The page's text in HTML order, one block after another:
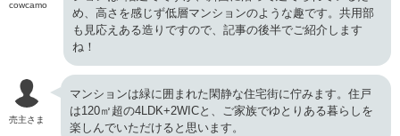
cowcamo
め、高さを感じず低層マンションのような趣です。共用部
も見応えある造りですので、記事の後半でご紹介します
ね！
売主さま
マンションは緑に囲まれた閑静な住宅街に佇みます。住戸
は120㎡超の4LDK+2WICと、ご家族でゆとりある暮らしを
楽しんでいただけると思います。